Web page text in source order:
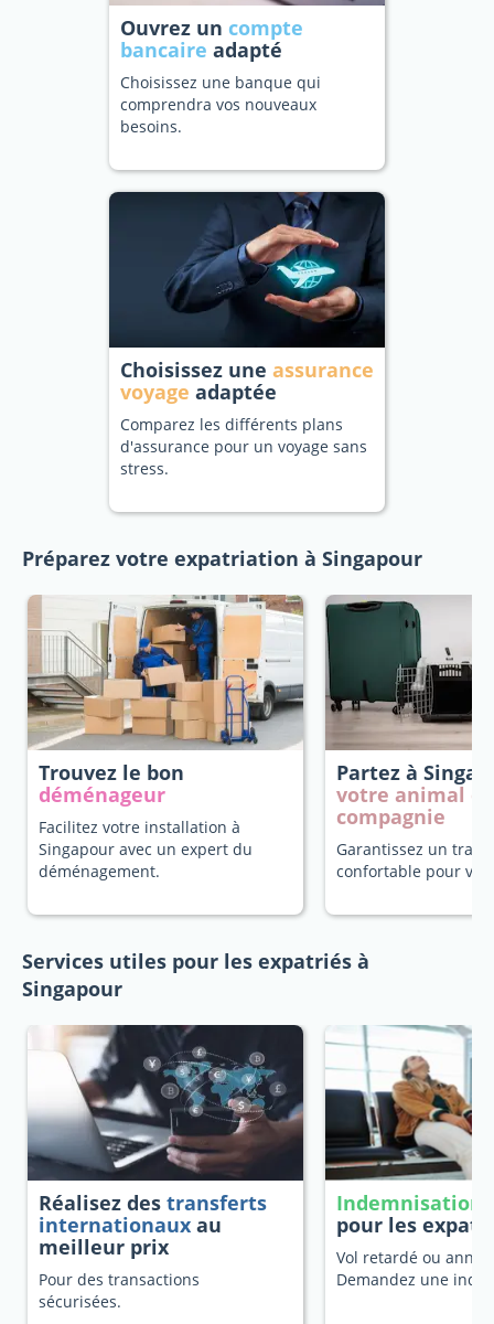
Ouvrez un compte
bancaire adapté
Choisissez une banque qui
comprendra vos nouveaux
besoins.
Choisissez une assurance
voyage adaptée
Comparez les différents plans
d'assurance pour un voyage sans
stress.
Préparez votre expatriation à Singapour
Trouvez le bon
déménageur
Facilitez votre installation à
Singapour avec un expert du
déménagement.
Partez à
votre animal de
compagnie
Garantissez un
confortable pour
Services utiles pour les expatriés à
Singapour
Réalisez des transferts
internationaux au
meilleur prix
Pour des transactions
sécurisées.
Indemnisation
pour les
Vol retardé ou
Demandez une